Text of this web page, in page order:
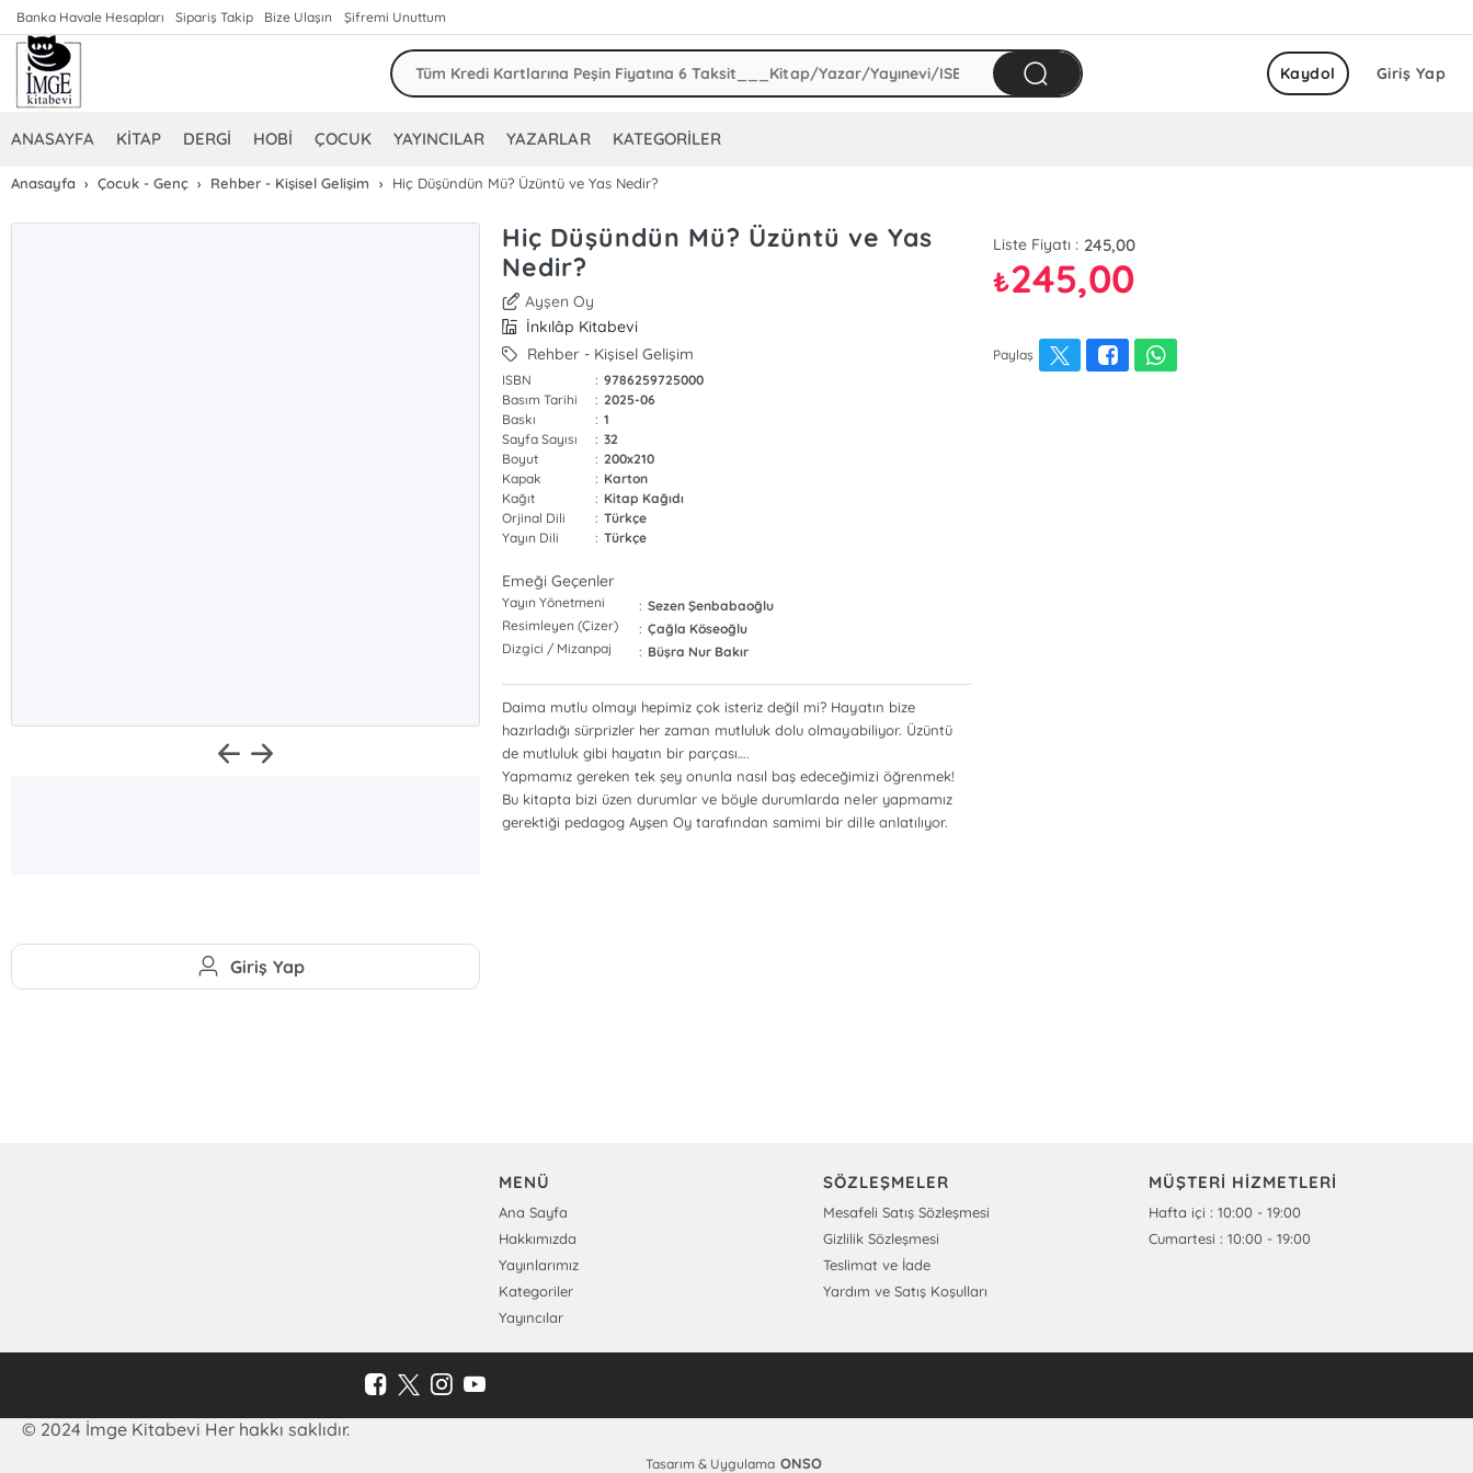
Banka Havale Hesapları Sipariş Takip Bize Ulaşın Şifremi Unuttum
Giriş Yap
Kaydol
ANASAYFA KİTAP DERGİ HOBİ ÇOCUK YAYINCILAR YAZARLAR KATEGORİLER
Anasayfa Çocuk - Genç Rehber - Kişisel Gelişim Hiç Düşündün Mü? Üzüntü ve Yas Nedir?
Hiç Düşündün Mü? Üzüntü ve Yas
Nedir?
Ayşen Oy
İnkılâp Kitabevi
Rehber - Kişisel Gelişim
ISBN : 9786259725000
Basım Tarihi
: 2025-06
Baskı
: 1
Sayfa Sayısı
: 32
Boyut
: 200x210
Kapak
: Karton
Kağıt
: Kitap Kağıdı
Orjinal Dili
: Türkçe
Yayın Dili
: Türkçe
Emeği Geçenler
Yayın Yönetmeni : Sezen Şenbabaoğlu
Resimleyen (Çizer)
: Çağla Köseoğlu
Dizgici / Mizanpaj
: Büşra Nur Bakır
Daima mutlu olmayı hepimiz çok isteriz değil mi? Hayatın bize
hazırladığı sürprizler her zaman mutluluk dolu olmayabiliyor. Üzüntü
de mutluluk gibi hayatın bir parçası….
Yapmamız gereken tek şey onunla nasıl baş edeceğimizi öğrenmek!
Bu kitapta bizi üzen durumlar ve böyle durumlarda neler yapmamız
gerektiği pedagog Ayşen Oy tarafından samimi bir dille anlatılıyor.
Liste Fiyatı : 245,00
₺245,00
Paylaş
Giriş Yap
MENÜ
Ana Sayfa
Hakkımızda
Yayınlarımız
Kategoriler
Yayıncılar
SÖZLEŞMELER
Mesafeli Satış Sözleşmesi
Gizlilik Sözleşmesi
Teslimat ve İade
Yardım ve Satış Koşulları
MÜŞTERİ HİZMETLERİ
Hafta içi : 10:00 - 19:00
Cumartesi : 10:00 - 19:00
© 2024 İmge Kitabevi Her hakkı saklıdır.
Tasarım & Uygulama ONSO